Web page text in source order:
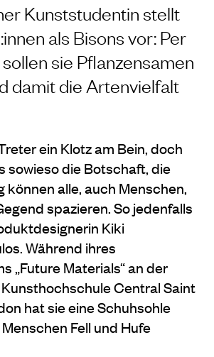
Kunststudentin stellt
als Bisons vor: Per
sie Pflanzensamen
damit die Artenvielfalt
ein Klotz am Bein, doch
sowieso die Botschaft, die
können alle, auch Menschen,
spazieren. So jedenfalls
Kiki
Während ihres
„Future Materials“ an der
Central Saint
hat sie eine Schuhsohle
Fell und Hufe